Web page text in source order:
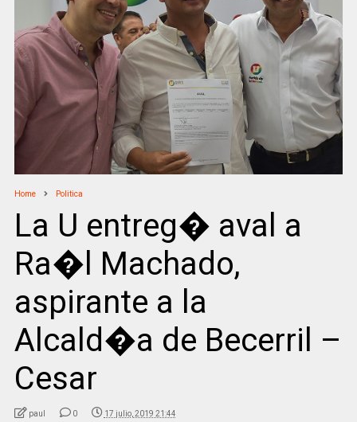
Home Politica
La U entreg� aval a
Ra�l Machado,
aspirante a la
Alcald�a de Becerril –
Cesar
paul 0 17 julio, 2019 21:44